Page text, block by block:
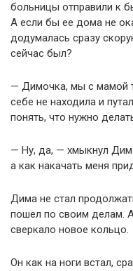
больницы отправили к
А если бы ее дома не
додумалась сразу
сейчас был?
— Димочка, мы с мамой
себе не находила и
понять, что нужно
— Ну, да, — хмыкнул
а как накачать меня
Дима не стал
пошел по своим делам.
сверкало новое кольцо.
Он как на ноги встал,